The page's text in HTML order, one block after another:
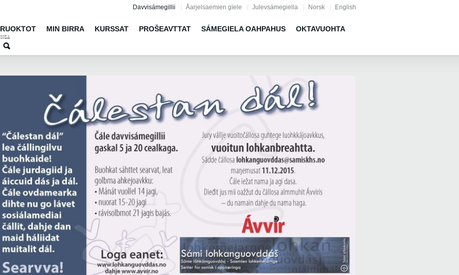
Jump to navigationDavvisámegillii Åarjelsaemien gïele Julevsámegiella Norsk English
RUOKTOT MIN BIRRA KURSSAT PROŠEAVTTAT SÁMEGIELA OAHPAHUS OKTAVUOHTA